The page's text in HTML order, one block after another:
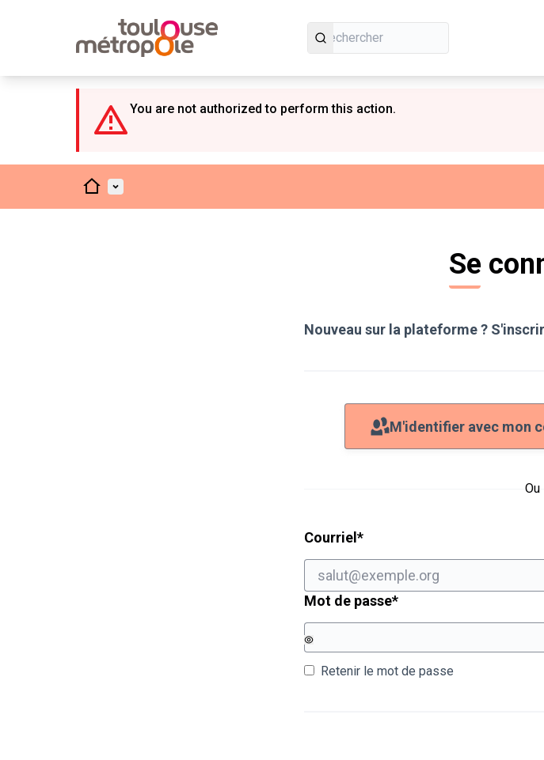
You are not authorized to perform this action.
AccueilMenu principal
Se
Nouveau sur la plateforme ?
M'identifier avec mon
Ou
Courriel *Champ obligatoire
Mot de passe*Champ obligatoire
Retenir le mot de passe